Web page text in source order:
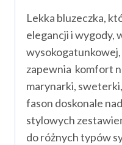
Lekka bluzeczka,
elegancji i wygody,
wysokogatunkowej,
zapewnia komfort
marynarki,
fason doskonale
stylowych
do różnych typów